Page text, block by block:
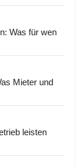
Was für wen
Mieter und
leisten